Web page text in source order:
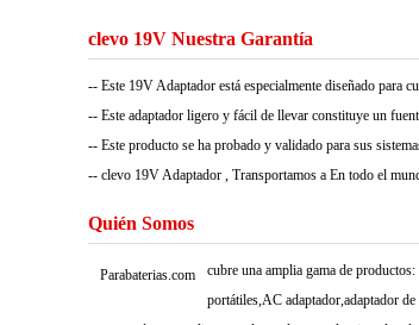
clevo 19V Nuestra Garantía
-- Este 19V Adaptador está especialmente diseñado para
-- Este adaptador ligero y fácil de llevar constituye un
-- Este producto se ha probado y validado para sus
-- clevo 19V Adaptador , Transportamos a En todo el
Quién Somos
Parabaterias.com
cubre una amplia gama de
portátiles,AC adaptador,adaptador